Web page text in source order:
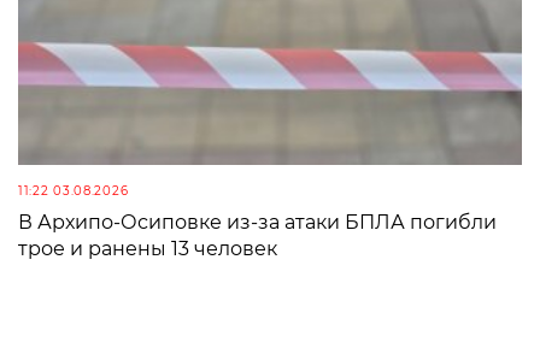
11:22 03.08.2026
В Архипо-Осиповке из-за атаки БПЛА погибли
трое и ранены 13 человек